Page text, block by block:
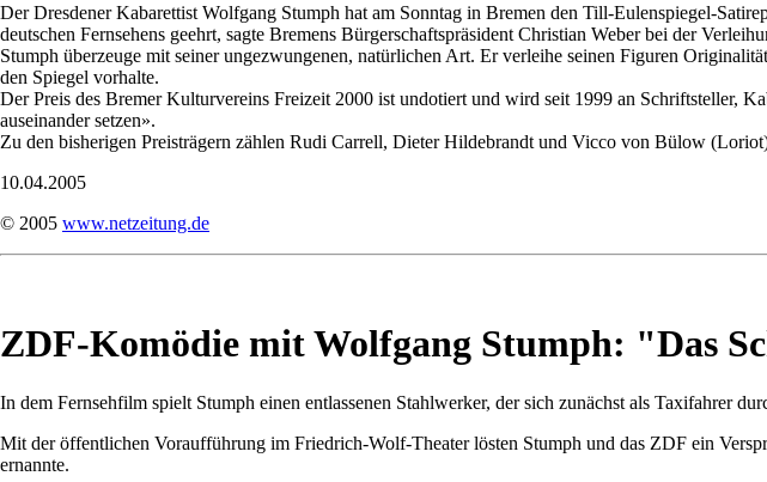
Der Dresdener Kabarettist Wolfgang Stumph hat am Sonntag in Bremen den Till-Eulenspiegel-
deutschen Fernsehens geehrt, sagte Bremens Bürgerschaftspräsident Christian Weber bei der
Stumph überzeuge mit seiner ungezwungenen, natürlichen Art. Er verleihe seinen Figuren
den Spiegel vorhalte.
Der Preis des Bremer Kulturvereins Freizeit 2000 ist undotiert und wird seit 1999 an Schriftsteller,
auseinander setzen».
Zu den bisherigen Preisträgern zählen Rudi Carrell, Dieter Hildebrandt und Vicco von Bülow
10.04.2005
© 2005 www.netzeitung.de
ZDF-Komödie mit Wolfgang Stumph: "Das
In dem Fernsehfilm spielt Stumph einen entlassenen Stahlwerker, der sich zunächst als Taxifahrer
Mit der öffentlichen Voraufführung im Friedrich-Wolf-Theater lösten Stumph und das ZDF ein
ernannte.